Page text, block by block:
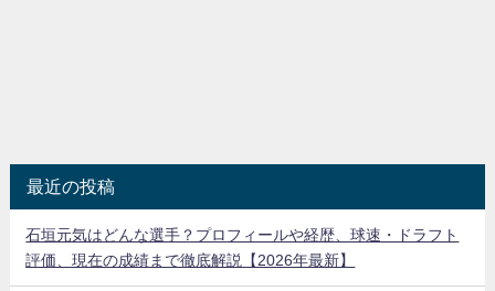
最近の投稿
石垣元気はどんな選手？プロフィールや経歴、球速・ドラフト
評価、現在の成績まで徹底解説【2026年最新】